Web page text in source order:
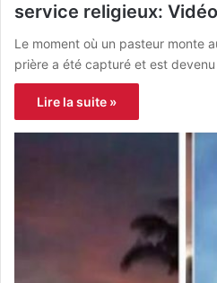
service religieux: Vidéo
Le moment où un pasteur monte
prière a été capturé et est
Lire la suite »